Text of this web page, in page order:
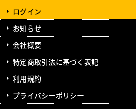
ログイン
お知らせ
会社概要
特定商取引法に基づく表記
利用規約
プライバシーポリシー